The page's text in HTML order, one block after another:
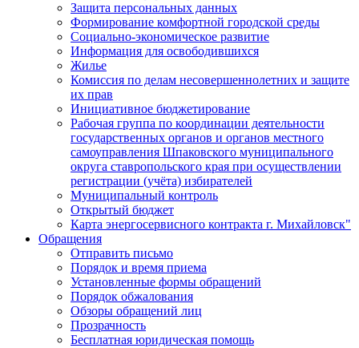
Защита персональных данных
Формирование комфортной городской среды
Социально-экономическое развитие
Информация для освободившихся
Жилье
Комиссия по делам несовершеннолетних и защите
их прав
Инициативное бюджетирование
Рабочая группа по координации деятельности
государственных органов и органов местного
самоуправления Шпаковского муниципального
округа ставропольского края при осуществлении
регистрации (учёта) избирателей
Муниципальный контроль
Открытый бюджет
Карта энергосервисного контракта г. Михайловск"
Обращения
Отправить письмо
Порядок и время приема
Установленные формы обращений
Порядок обжалования
Обзоры обращений лиц
Прозрачность
Бесплатная юридическая помощь